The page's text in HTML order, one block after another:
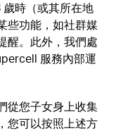
時（或其所在地
些功能，如社群媒
醒。此外，我們處
服務內部運
從您子女身上收集
您可以按照上述方